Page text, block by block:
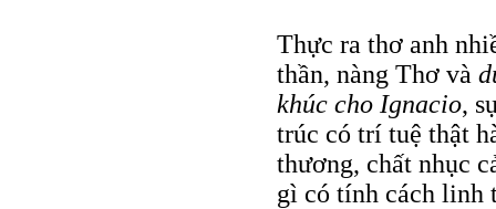
Thực ra thơ anh
thần, nàng Thơ và
khúc cho Ignacio,
trúc có trí tuệ thật
thương, chất nhục
gì có tính cách linh